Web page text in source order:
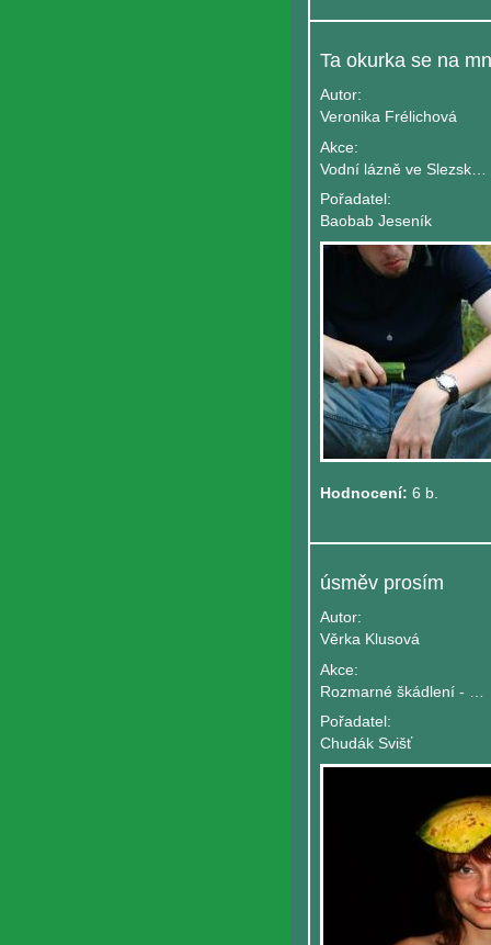
Autor:
Veronika Frélichová
Akce:
Pořadatel:
Baobab Jeseník
Hodnocení: 6 b.
úsměv prosím
Autor:
Věrka Klusová
Akce:
Pořadatel:
Chudák Svišť